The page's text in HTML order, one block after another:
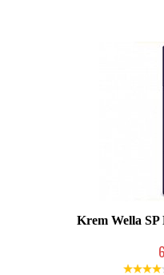
Krem Wella SP